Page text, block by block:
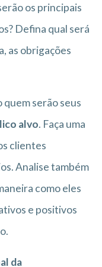
os principais
Defina qual será
as obrigações
serão seus
alvo. Faça uma
clientes
Analise também
como eles
e positivos
da